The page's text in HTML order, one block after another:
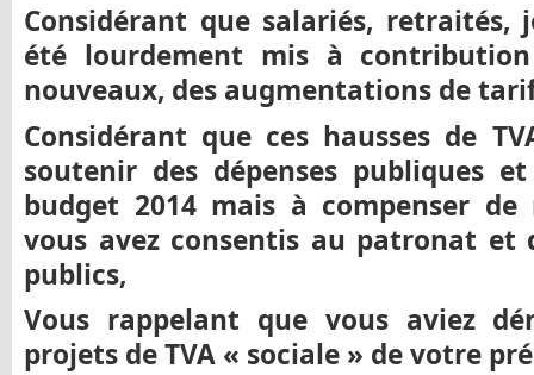
Considérant que salariés, retraités,
été lourdement mis à
nouveaux, des augmentations de
Considérant que ces hausses de
soutenir des dépenses publiques
budget 2014 mais à compenser de
vous avez consentis au patronat et
publics,
Vous rappelant que vous aviez
projets de TVA « sociale » de votre